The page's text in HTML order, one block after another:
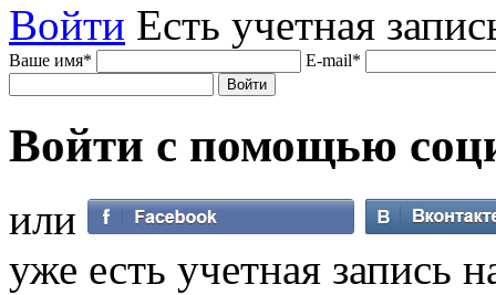
Войти Есть учетная
Ваше имя* E-mail*
Войти с помощью
или
уже есть учетная запись